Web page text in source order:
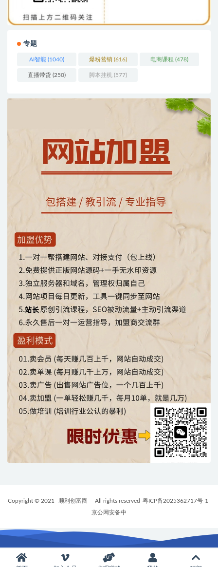
专题
AI智能 (1040) 爆粉营销 (616) 电商课程 (478)
直播带货 (250) 脚本挂机 (577)
Copyright © 2021 顺利创富圈 - All rights reserved 粤ICP备2025362717号-1
京公网安备中